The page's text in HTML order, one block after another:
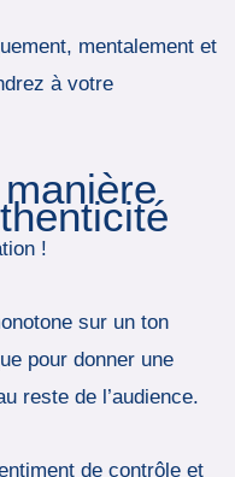
mentalement et
à votre
!
sur un ton
pour donner une
reste de l’audience.
de contrôle et